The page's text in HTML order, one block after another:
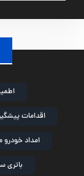
اقدامات
امداد خودرو
باتری